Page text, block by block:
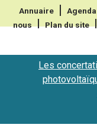
Annuaire Agenda
nous
Plan du site
Les